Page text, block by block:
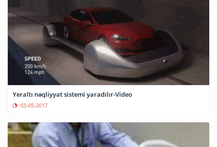
Yeraltı nəqliyyat sistemi yaradılır-Video
03-05-2017